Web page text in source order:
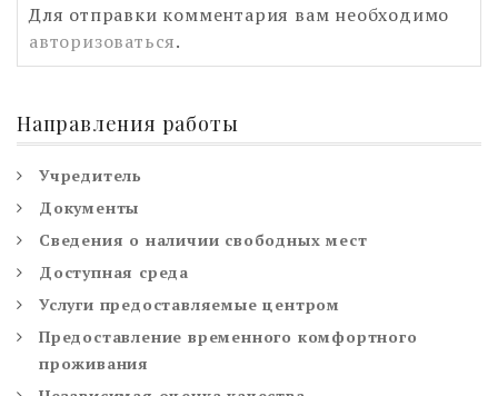
Для отправки комментария вам необходимо
авторизоваться.
Направления работы
Учредитель
Документы
Сведения о наличии свободных мест
Доступная среда
Услуги предоставляемые центром
Предоставление временного комфортного
проживания